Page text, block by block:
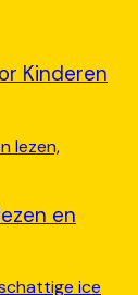
Kinderen
en